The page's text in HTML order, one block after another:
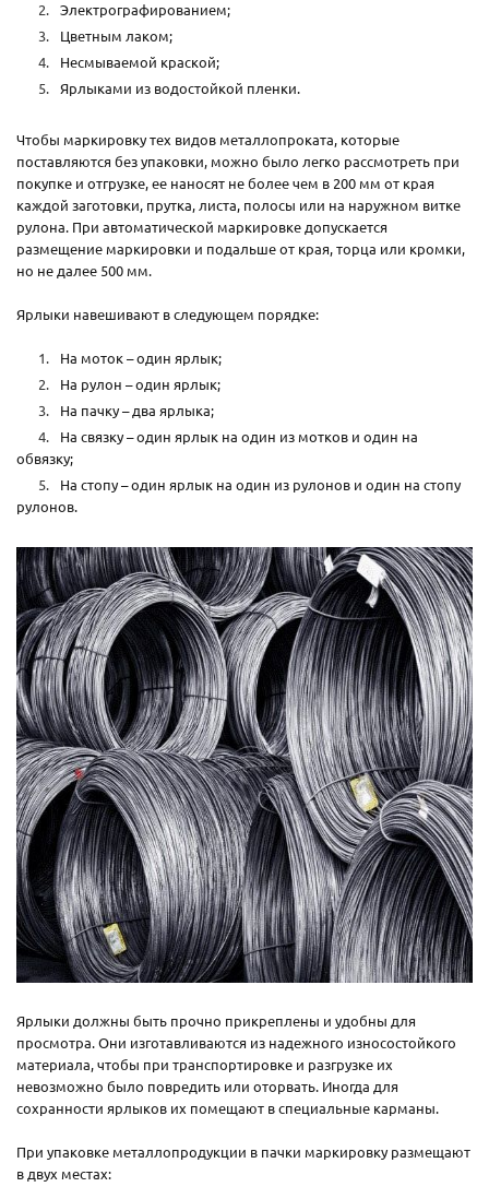
Электрографированием;
Цветным лаком;
Несмываемой краской;
Ярлыками из водостойкой пленки.
Чтобы маркировку тех видов металлопроката, которые
поставляются без упаковки, можно было легко рассмотреть при
покупке и отгрузке, ее наносят не более чем в 200 мм от края
каждой заготовки, прутка, листа, полосы или на наружном витке
рулона. При автоматической маркировке допускается
размещение маркировки и подальше от края, торца или кромки,
но не далее 500 мм.
Ярлыки навешивают в следующем порядке:
На моток – один ярлык;
На рулон – один ярлык;
На пачку – два ярлыка;
На связку – один ярлык на один из мотков и один на
обвязку;
На стопу – один ярлык на один из рулонов и один на стопу
рулонов.
Ярлыки должны быть прочно прикреплены и удобны для
просмотра. Они изготавливаются из надежного износостойкого
материала, чтобы при транспортировке и разгрузке их
невозможно было повредить или оторвать. Иногда для
сохранности ярлыков их помещают в специальные карманы.
При упаковке металлопродукции в пачки маркировку размещают
в двух местах: